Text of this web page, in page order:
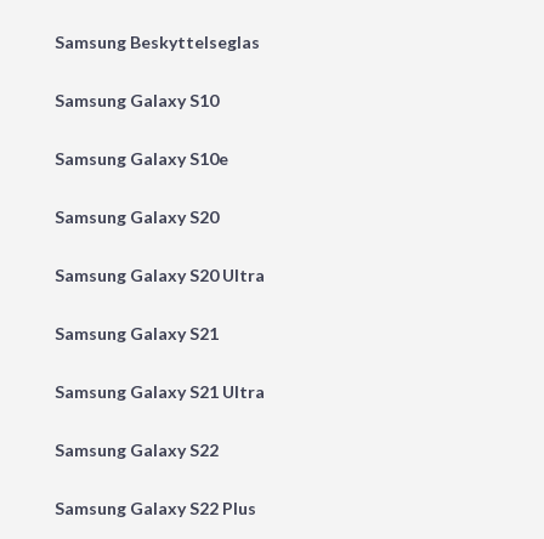
Samsung Beskyttelseglas
Samsung Galaxy S10
Samsung Galaxy S10e
Samsung Galaxy S20
Samsung Galaxy S20 Ultra
Samsung Galaxy S21
Samsung Galaxy S21 Ultra
Samsung Galaxy S22
Samsung Galaxy S22 Plus